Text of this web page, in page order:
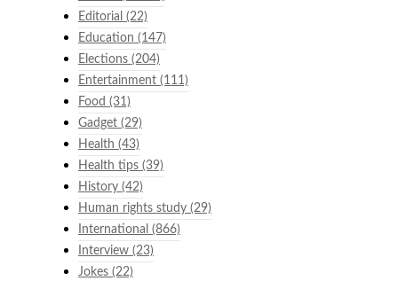
Editorial (22)
Education (147)
Elections (204)
Entertainment (111)
Food (31)
Gadget (29)
Health (43)
Health tips (39)
History (42)
Human rights study (29)
International (866)
Interview (23)
Jokes (22)